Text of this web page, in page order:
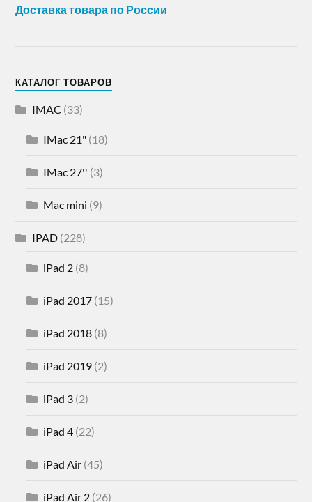
Доставка товара по России
КАТАЛОГ ТОВАРОВ
IMAC (33)
IMac 21" (18)
IMac 27'' (3)
Mac mini (9)
IPAD (228)
iPad 2 (8)
iPad 2017 (15)
iPad 2018 (8)
iPad 2019 (2)
iPad 3 (2)
iPad 4 (22)
iPad Air (45)
iPad Air 2 (26)